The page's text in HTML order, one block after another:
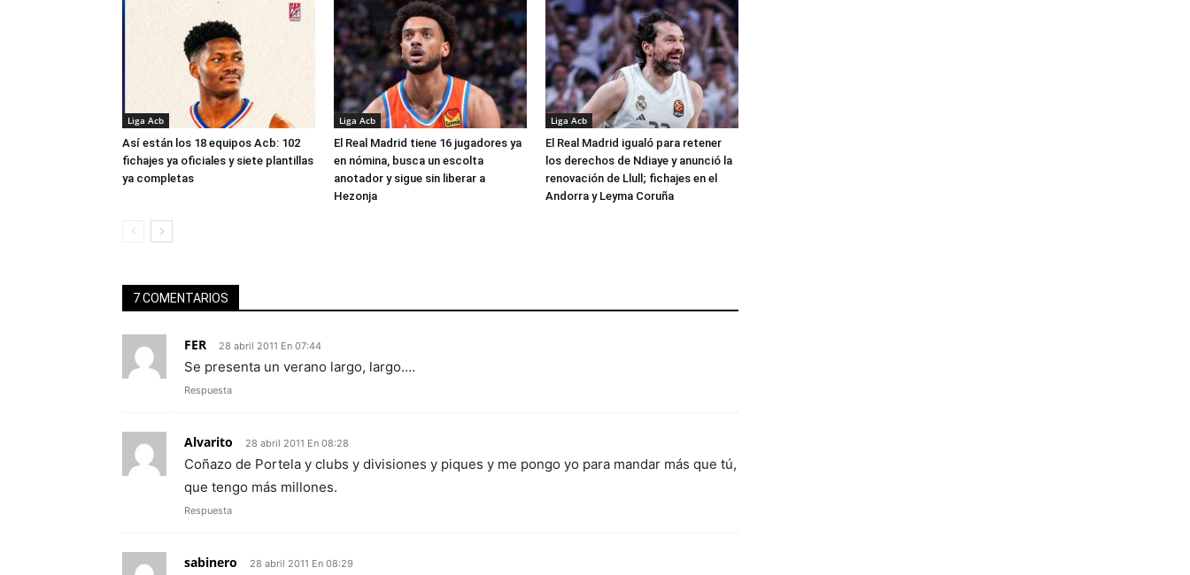
Liga Acb
Así están los 18 equipos Acb: 102
fichajes ya oficiales y siete plantillas
ya completas
Liga Acb
El Real Madrid tiene 16 jugadores ya
en nómina, busca un escolta
anotador y sigue sin liberar a
Hezonja
Liga Acb
El Real Madrid igualó para retener
los derechos de Ndiaye y anunció la
renovación de Llull; fichajes en el
Andorra y Leyma Coruña
7 COMENTARIOS
FER 28 abril 2011 En 07:44
Se presenta un verano largo, largo….
Respuesta
Alvarito 28 abril 2011 En 08:28
Coñazo de Portela y clubs y divisiones y piques y me pongo yo para mandar más que tú,
que tengo más millones.
Respuesta
sabinero 28 abril 2011 En 08:29